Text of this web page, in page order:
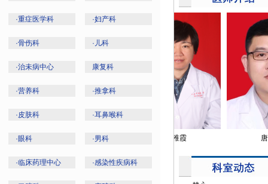
·重症医学科 ·妇产科
·骨伤科 · 儿科
·治未病中心 康复科
·营养科 ·推拿科
·皮肤科 ·耳鼻喉科
·眼科 ·男科
·临床药理中心 ·感染性疾病科
毛稚霞 唐